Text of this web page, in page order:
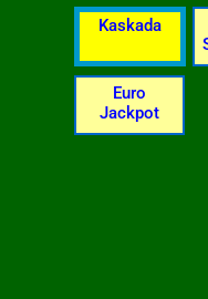
Kaskada
Euro
Jackpot